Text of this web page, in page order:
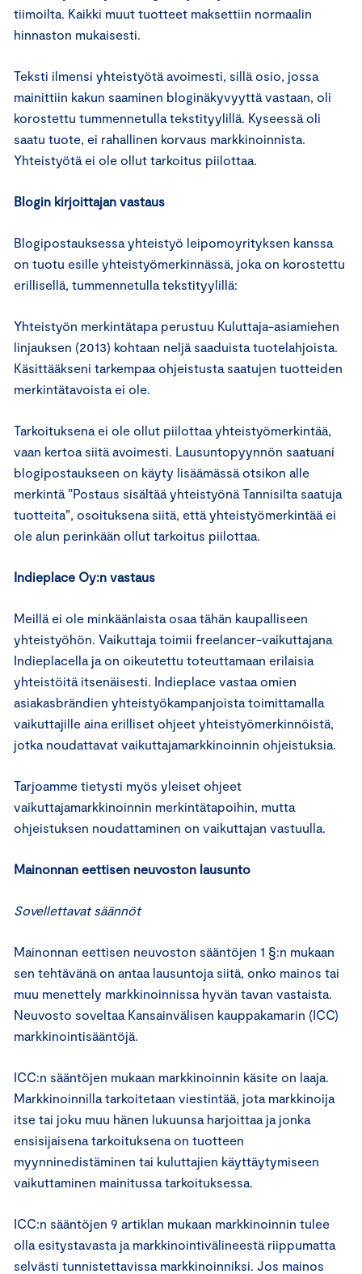
tiimoilta. Kaikki muut tuotteet maksettiin normaalin
hinnaston mukaisesti.
Teksti ilmensi yhteistyötä avoimesti, sillä osio, jossa
mainittiin kakun saaminen bloginäkyvyyttä vastaan, oli
korostettu tummennetulla tekstityylillä. Kyseessä oli
saatu tuote, ei rahallinen korvaus markkinoinnista.
Yhteistyötä ei ole ollut tarkoitus piilottaa.
Blogin kirjoittajan vastaus
Blogipostauksessa yhteistyö leipomoyrityksen kanssa
on tuotu esille yhteistyömerkinnässä, joka on korostettu
erillisellä, tummennetulla tekstityylillä:
Yhteistyön merkintätapa perustuu Kuluttaja-asiamiehen
linjauksen (2013) kohtaan neljä saaduista tuotelahjoista.
Käsittääkseni tarkempaa ohjeistusta saatujen tuotteiden
merkintätavoista ei ole.
Tarkoituksena ei ole ollut piilottaa yhteistyömerkintää,
vaan kertoa siitä avoimesti. Lausuntopyynnön saatuani
blogipostaukseen on käyty lisäämässä otsikon alle
merkintä ”Postaus sisältää yhteistyönä Tannisilta saatuja
tuotteita”, osoituksena siitä, että yhteistyömerkintää ei
ole alun perinkään ollut tarkoitus piilottaa.
Indieplace Oy:n vastaus
Meillä ei ole minkäänlaista osaa tähän kaupalliseen
yhteistyöhön. Vaikuttaja toimii freelancer-vaikuttajana
Indieplacella ja on oikeutettu toteuttamaan erilaisia
yhteistöitä itsenäisesti. Indieplace vastaa omien
asiakasbrändien yhteistyökampanjoista toimittamalla
vaikuttajille aina erilliset ohjeet yhteistyömerkinnöistä,
jotka noudattavat vaikuttajamarkkinoinnin ohjeistuksia.
Tarjoamme tietysti myös yleiset ohjeet
vaikuttajamarkkinoinnin merkintätapoihin, mutta
ohjeistuksen noudattaminen on vaikuttajan vastuulla.
Mainonnan eettisen neuvoston lausunto
Sovellettavat säännöt
Mainonnan eettisen neuvoston sääntöjen 1 §:n mukaan
sen tehtävänä on antaa lausuntoja siitä, onko mainos tai
muu menettely markkinoinnissa hyvän tavan vastaista.
Neuvosto soveltaa Kansainvälisen kauppakamarin (ICC)
markkinointisääntöjä.
ICC:n sääntöjen mukaan markkinoinnin käsite on laaja.
Markkinoinnilla tarkoitetaan viestintää, jota markkinoija
itse tai joku muu hänen lukuunsa harjoittaa ja jonka
ensisijaisena tarkoituksena on tuotteen
myynninedistäminen tai kuluttajien käyttäytymiseen
vaikuttaminen mainitussa tarkoituksessa.
ICC:n sääntöjen 9 artiklan mukaan markkinoinnin tulee
olla esitystavasta ja markkinointivälineestä riippumatta
selvästi tunnistettavissa markkinoinniksi. Jos mainos